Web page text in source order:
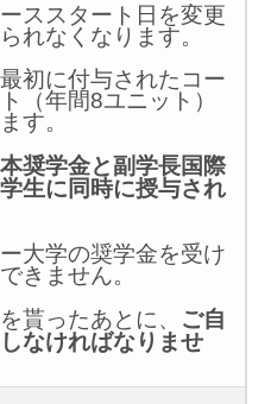
ススタート日を変更
れなくなります。
初に付与されたコー
（年間8ユニット）
す。
奨学金と副学長国際
生に同時に授与され
大学の奨学金を受け
きません。
貰ったあとに、 ご自
なければなりませ